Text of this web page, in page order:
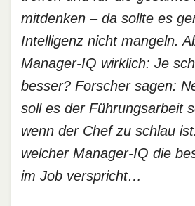
mitdenken – da sollte es
Intelligenz nicht mangeln.
Manager-IQ wirklich: Je
besser? Forscher sagen:
soll es der Führungsarbeit
wenn der Chef zu schlau
welcher Manager-IQ die
im Job verspricht…